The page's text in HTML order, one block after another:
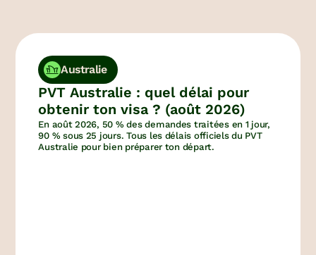
Australie
PVT Australie : quel délai pour
obtenir ton visa ? (août 2026)
En août 2026, 50 % des demandes traitées en 1 jour,
90 % sous 25 jours. Tous les délais officiels du PVT
Australie pour bien préparer ton départ.